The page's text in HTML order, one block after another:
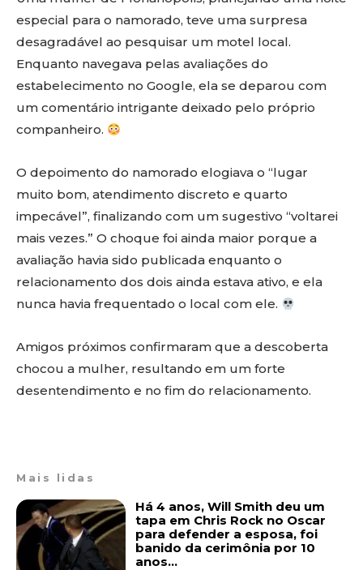
especial para o namorado, teve uma surpresa
desagradável ao pesquisar um motel local.
Enquanto navegava pelas avaliações do
estabelecimento no Google, ela se deparou com
um comentário intrigante deixado pelo próprio
companheiro.
O depoimento do namorado elogiava o “lugar
muito bom, atendimento discreto e quarto
impecável”, finalizando com um sugestivo “voltarei
mais vezes.” O choque foi ainda maior porque a
avaliação havia sido publicada enquanto o
relacionamento dos dois ainda estava ativo, e ela
nunca havia frequentado o local com ele.
Amigos próximos confirmaram que a descoberta
chocou a mulher, resultando em um forte
desentendimento e no fim do relacionamento.
Mais lidas
Há 4 anos, Will Smith deu um
tapa em Chris Rock no Oscar
para defender a esposa, foi
banido da cerimônia por 10
anos...